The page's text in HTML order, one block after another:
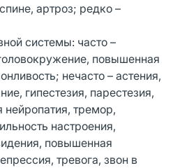
артроз; редко –
системы: часто –
повышенная
нечасто – астения,
гипестезия, парестезия,
нейропатия, тремор,
настроения,
повышенная
тревога, звон в